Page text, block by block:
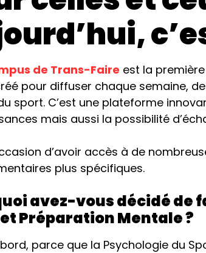
de Trans-Faire est la
pour diffuser chaque semaine,
sport. C’est une plateforme
mais aussi la possibilité
d’avoir accès à de
plus spécifiques.
avez-vous décidé de
Préparation Mentale ?
parce que la Psychologie du